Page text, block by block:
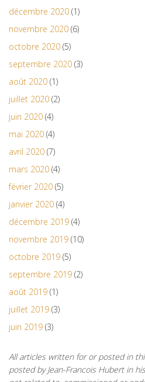
décembre 2020 (1)
novembre 2020 (6)
octobre 2020 (5)
septembre 2020 (3)
août 2020 (1)
juillet 2020 (2)
juin 2020 (4)
mai 2020 (4)
avril 2020 (7)
mars 2020 (4)
février 2020 (5)
janvier 2020 (4)
décembre 2019 (4)
novembre 2019 (10)
octobre 2019 (5)
septembre 2019 (2)
août 2019 (1)
juillet 2019 (3)
juin 2019 (3)
All articles written for or posted in
posted by Jean-Francois Hubert in